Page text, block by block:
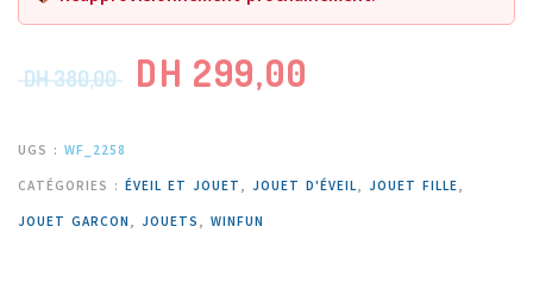
DH380,00 DH 299,00
UGS : WF_2258
CATÉGORIES : ÉVEIL ET JOUET , JOUET D'ÉVEIL, JOUET FILLE,
JOUET GARCON , JOUETS , WINFUN